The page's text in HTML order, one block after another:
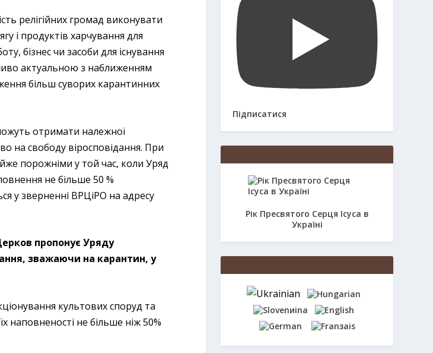
релігійних громад виконувати
і продуктів харчування для
бізнес чи засоби для існування
актуальною з наближенням
більш суворих карантинних
отримати належної
на свободу віросповідання. При
порожніми у той час, коли Уряд
не більше 50 %
у зверненні ВРЦіРО на адресу
пропонує Уряду
зважаючи на карантин, у
культових споруд та
наповненості не більше ніж 50%
Підписатися
Рік Пресвятого Серця Ісуса в
Україні